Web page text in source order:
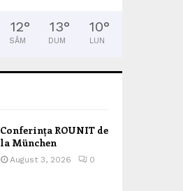
12°
SÂM
13°
DUM
10°
LUN
Conferința ROUNIT de
la München
August 3, 2026 0